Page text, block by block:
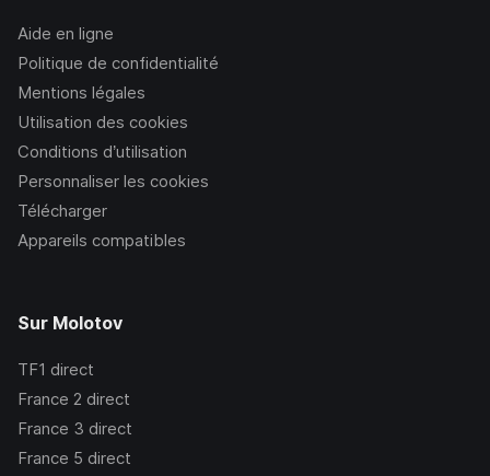
Aide en ligne
Politique de confidentialité
Mentions légales
Utilisation des cookies
Conditions d’utilisation
Personnaliser les cookies
Télécharger
Appareils compatibles
Sur Molotov
TF1 direct
France 2 direct
France 3 direct
France 5 direct